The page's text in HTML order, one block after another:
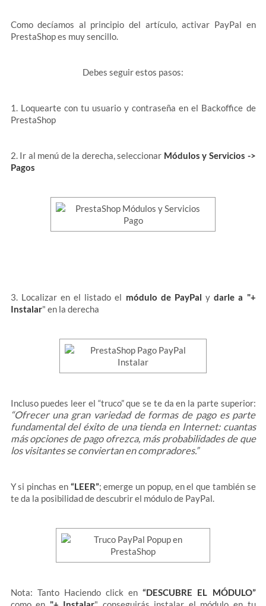
Como decíamos al principio del artículo, activar PayPal en
PrestaShop es muy sencillo.
Debes seguir estos pasos:
1. Loquearte con tu usuario y contraseña en el Backoffice de
PrestaShop
2. Ir al menú de la derecha, seleccionar Módulos y Servicios ->
Pagos
3. Localizar en el listado el módulo de PayPaly darle a "+
Instalar" en la derecha
Incluso puedes leer el “truco” que se te da en la parte superior:
“Ofrecer una gran variedad de formas de pago es parte
fundamental del éxito de una tienda en Internet: cuantas
más opciones de pago ofrezca, más probabilidades de que
los visitantes se conviertan en compradores.”
Y si pinchas en“LEER”; emerge un popup, en el que también se
te da la posibilidad de descubrir el módulo de PayPal.
Nota: Tanto Haciendo click en“DESCUBRE EL MÓDULO”